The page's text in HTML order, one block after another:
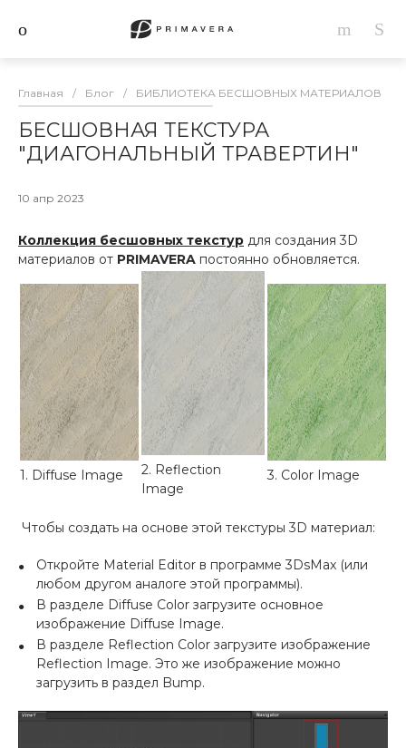
Главная / Блог / БИБЛИОТЕКА БЕСШОВНЫХ МАТЕРИАЛОВ
БЕСШОВНАЯ ТЕКСТУРА
"ДИАГОНАЛЬНЫЙ ТРАВЕРТИН"
10 апр 2023
Коллекция бесшовных текстур для создания 3D
материалов от PRIMAVERA постоянно обновляется.
1. Diffuse Image
2. Reflection
Image
3. Color Image
Чтобы создать на основе этой текстуры 3D материал:
Откройте Material Editor в программе 3DsMax (или
любом другом аналоге этой программы).
В разделе Diffuse Color загрузите основное
изображение Diffuse Image.
В разделе Reflection Color загрузите изображение
Reflection Image. Это же изображение можно
загрузить в раздел Bump.